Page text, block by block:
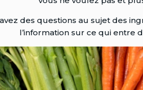
des questions au sujet des
l’information sur ce qui entre